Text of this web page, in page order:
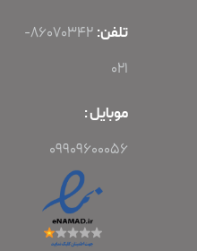
تلفن:
86070342-
021
موبایل :
09909600056